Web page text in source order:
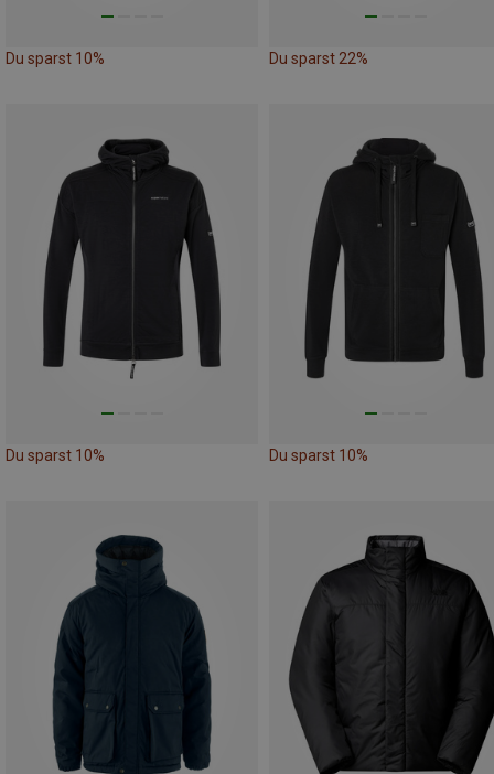
Du sparst 10% Du sparst 22%
Du sparst 10% Du sparst 10%